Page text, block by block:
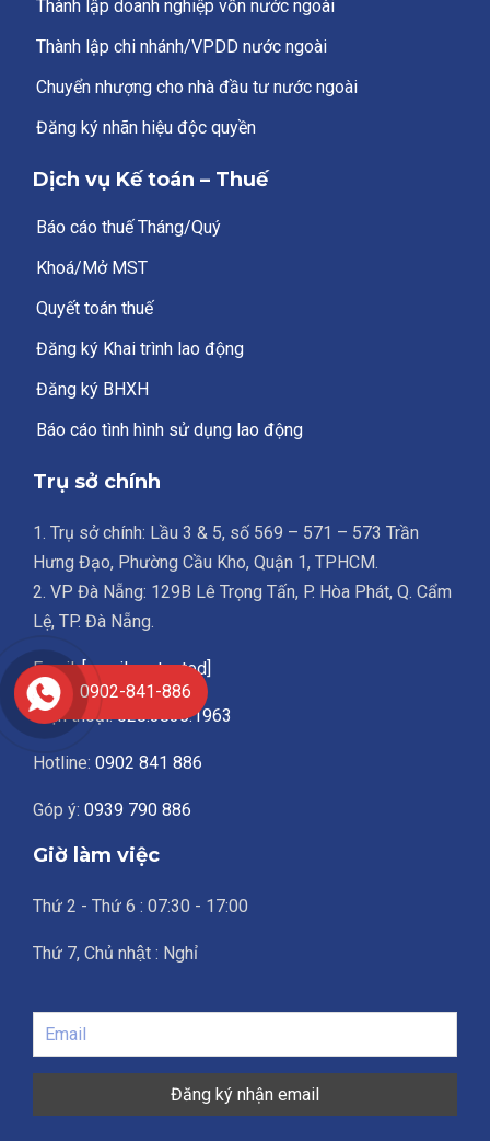
Thành lập doanh nghiệp vốn nước ngoài
Thành lập chi nhánh/VPDD nước ngoài
Chuyển nhượng cho nhà đầu tư nước ngoài
Đăng ký nhãn hiệu độc quyền
Dịch vụ Kế toán – Thuế
Báo cáo thuế Tháng/Quý
Khoá/Mở MST
Quyết toán thuế
Đăng ký Khai trình lao động
Đăng ký BHXH
Báo cáo tình hình sử dụng lao động
Trụ sở chính
1. Trụ sở chính: Lầu 3 & 5, số 569 – 571 – 573 Trần
Hưng Đạo, Phường Cầu Kho, Quận 1, TPHCM.
2. VP Đà Nẵng: 129B Lê Trọng Tấn, P. Hòa Phát, Q. Cẩm
Lệ, TP. Đà Nẵng.
Email:[email protected]
Điện thoại:028.3836.1963
Hotline: 0902 841 886
Góp ý: 0939 790 886
Giờ làm việc
Thứ 2 - Thứ 6 : 07:30 - 17:00
Thứ 7, Chủ nhật : Nghỉ
0902-841-886